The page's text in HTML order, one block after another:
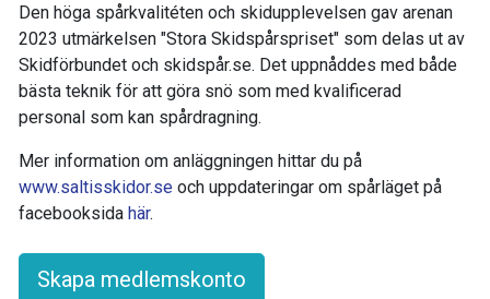
Skapa medlemskonto
Den höga spårkvalitéten och skidupplevelsen gav arenan
2023 utmärkelsen "Stora Skidspårspriset" som delas ut av
Skidförbundet och skidspår.se. Det uppnåddes med både
bästa teknik för att göra snö som med kvalificerad
personal som kan spårdragning.
Mer information om anläggningen hittar du på
www.saltisskidor.se och uppdateringar om spårläget på
facebooksida här.